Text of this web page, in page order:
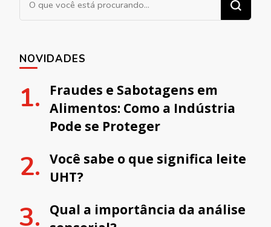
NOVIDADES
Fraudes e Sabotagens em
Alimentos: Como a Indústria
Pode se Proteger
Você sabe o que significa leite
UHT?
Qual a importância da análise